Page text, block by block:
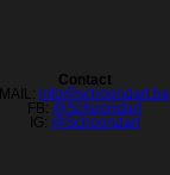
Contact
MAIL: info@schoondart.be
FB: @Schoondart
IG: @Schoondart